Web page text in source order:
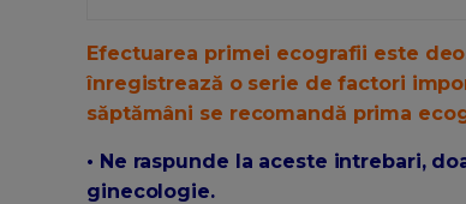
Efectuarea primei ecografii este
înregistrează o serie de factori
săptămâni se recomandă prima
• Ne raspunde la aceste intrebari,
ginecologie.